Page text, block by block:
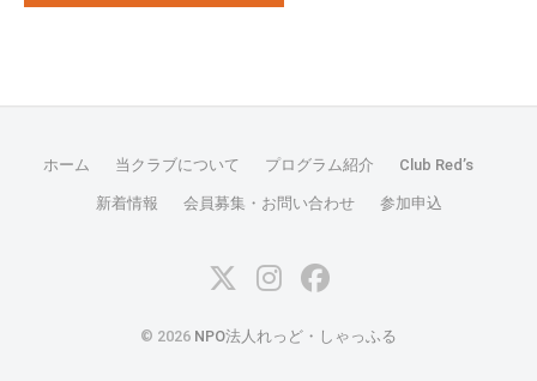
ホーム 当クラブについて プログラム紹介 Club Red’s
新着情報 会員募集・お問い合わせ 参加申込
Instagramfacebook
© 2026 NPO法人れっど・しゃっふる